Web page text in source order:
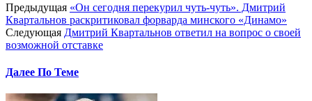
Предыдущая «Он сегодня перекурил чуть-чуть». Дмитрий
Квартальнов раскритиковал форварда минского «Динамо»
Следующая Дмитрий Квартальнов ответил на вопрос о своей
возможной отставке
Далее По Теме